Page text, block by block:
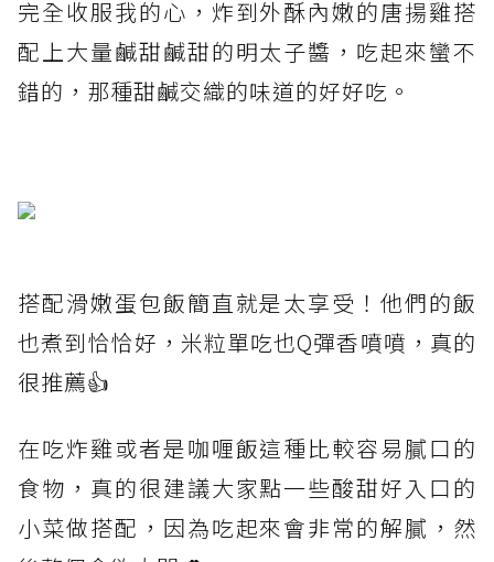
完全收服我的心，炸到外酥內嫩的唐揚雞搭
配上大量鹹甜鹹甜的明太子醬，吃起來蠻不
錯的，那種甜鹹交織的味道的好好吃。
搭配滑嫩蛋包飯簡直就是太享受！他們的飯
也煮到恰恰好，米粒單吃也Q彈香噴噴，真的
很推薦👍
在吃炸雞或者是咖喱飯這種比較容易膩口的
食物，真的很建議大家點一些酸甜好入口的
小菜做搭配，因為吃起來會非常的解膩，然